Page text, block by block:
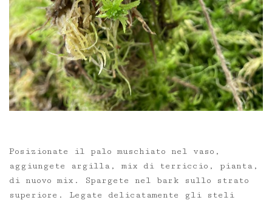
Posizionate il palo muschiato nel vaso,
aggiungete argilla, mix di terriccio, pianta,
di nuovo mix. Spargete nel bark sullo strato
superiore. Legate delicatamente gli steli